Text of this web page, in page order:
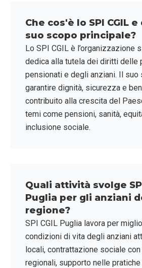
Che cos'è lo SPI CGIL
suo scopo principale?
Lo SPI CGIL è l’organizzazione
dedica alla tutela dei diritti delle
pensionati e degli anziani. Il suo
garantire dignità, sicurezza e
contribuito alla crescita del
temi come pensioni, sanità,
inclusione sociale.
Quali attività svolge
Puglia per gli anziani
regione?
SPI CGIL Puglia lavora per
condizioni di vita degli anziani
locali, contrattazione sociale
regionali, supporto nelle